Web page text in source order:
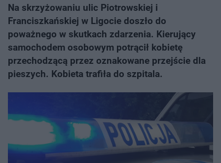
Na skrzyżowaniu ulic Piotrowskiej i
Franciszkańskiej w Ligocie doszło do
poważnego w skutkach zdarzenia. Kierujący
samochodem osobowym potrącił kobietę
przechodzącą przez oznakowane przejście dla
pieszych. Kobieta trafiła do szpitala.